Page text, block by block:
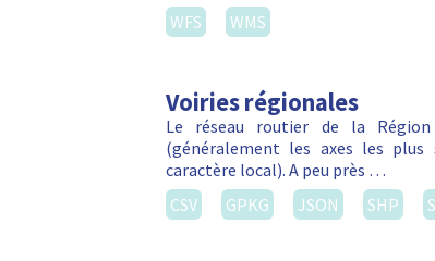
WFS
WMS
Voiries régionales
Le réseau routier de la
(généralement les axes les
caractère local). A peu près …
CSV
GPKG JSON SHP